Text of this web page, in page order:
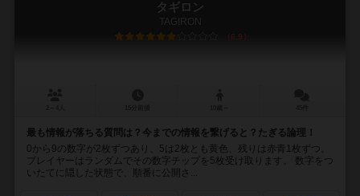
タギロン
TAGIRON
6.9
最も情報が落ちる質問は？今までの情報を繋げると？たぎる論理！
0から9の数字が2枚ずつあり、5は2枚とも黄色、残りは赤青1枚ずつ。
プレイヤーはランダムでその数字チップを5枚受け取ります。 数字をつ
いたてに隠した状態で、順番に公開さ...